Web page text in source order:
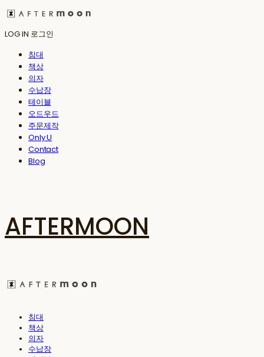
LOG IN 로그인
침대
책상
의자
수납장
테이블
오드우드
주문제작
Only U
Contact
Blog
AFTERMOON
침대
책상
의자
수납장